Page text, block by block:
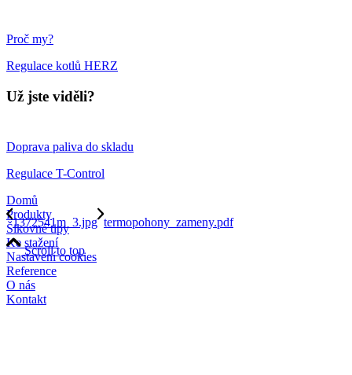
Proč my?
Regulace kotlů HERZ
Už jste viděli?
Doprava paliva do skladu
Regulace T-Control
Domů
Produkty
Šikovné tipy
Ke stažení
Nastavení cookies
Reference
O nás
Kontakt
1372541m_3.jpg termopohony_zameny.pdf
Scroll to top